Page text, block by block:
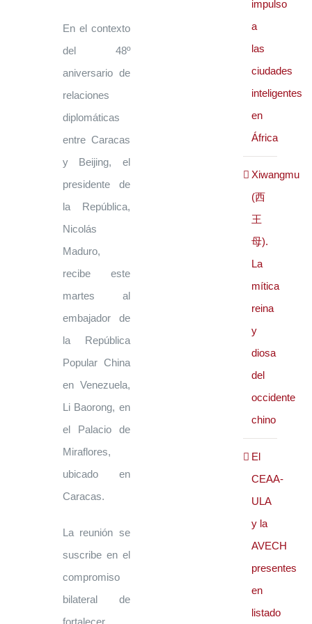
En el contexto
del 48º
aniversario de
relaciones
diplomáticas
entre Caracas
y Beijing, el
presidente de
la República,
Nicolás
Maduro,
recibe este
martes al
embajador de
la República
Popular China
en Venezuela,
Li Baorong, en
el Palacio de
Miraflores,
ubicado en
Caracas.
La reunión se
suscribe en el
compromiso
bilateral de
fortalecer
impulso
a
las
ciudades
inteligentes
en
África
Xiwangmu
(西
王
母).
La
mítica
reina
y
diosa
del
occidente
chino
El
CEAA-
ULA
y la
AVECH
presentes
en
listado